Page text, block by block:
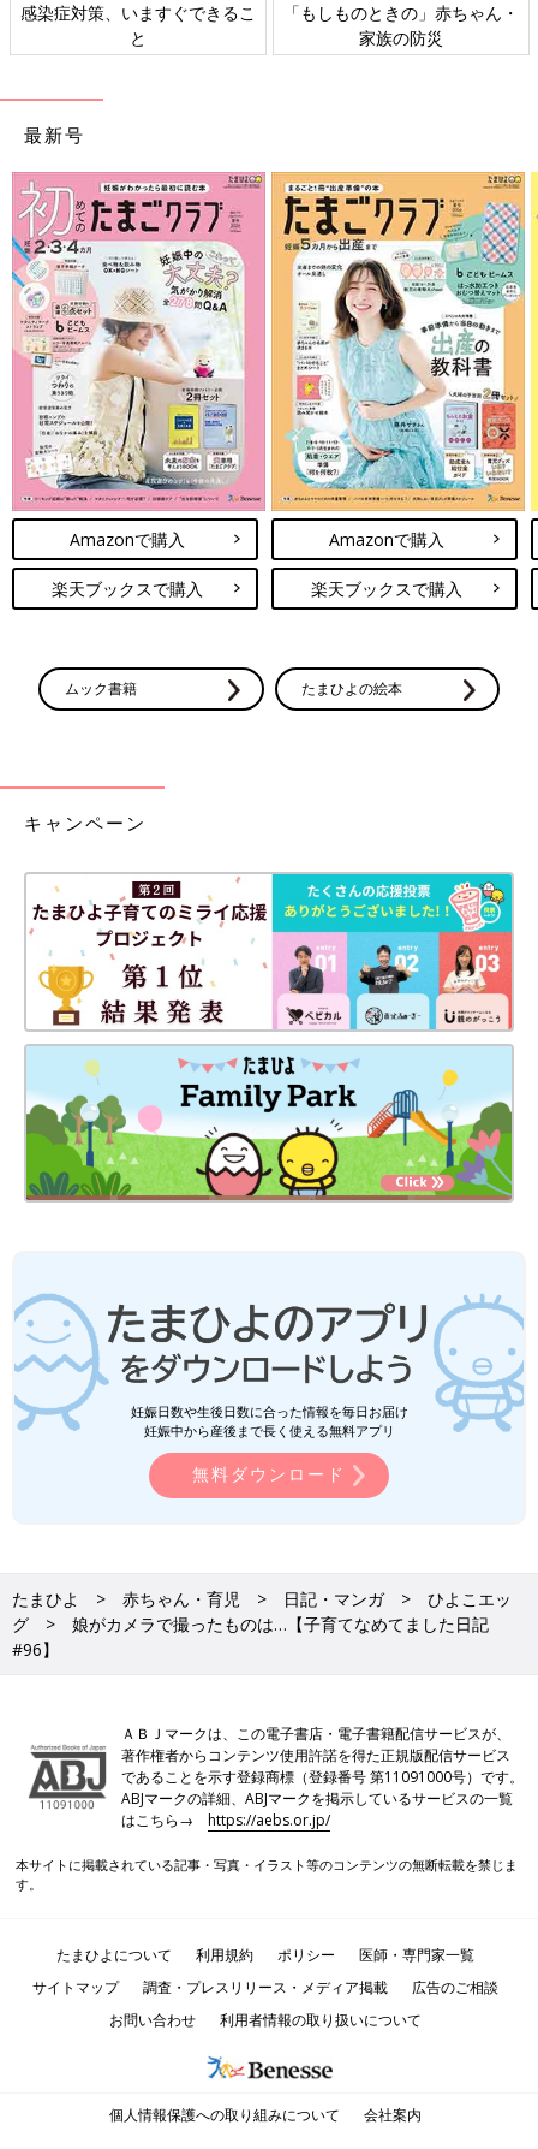
感染症対策、いますぐできるこ
と
「もしものときの」赤ちゃん・
家族の防災
最新号
Amazonで購入
楽天ブックスで購入
Amazonで購入
楽天ブックスで購入
ムック書籍 たまひよの絵本
キャンペーン
妊娠日数や生後日数に合った情報を毎日お届け
妊娠中から産後まで長く使える無料アプリ
無料ダウンロード
たまひよ 赤ちゃん・育児 日記・マンガ
ひよこエッ
グ
娘がカメラで撮ったものは…【子育てなめてました日記
#96】
ＡＢＪマークは、この電子書店・電子書籍配信サービスが、
著作権者からコンテンツ使用許諾を得た正規版配信サービス
であることを示す登録商標（登録番号 第11091000号）です。
ABJマークの詳細、ABJマークを掲示しているサービスの一覧
はこちら→https://aebs.or.jp/
本サイトに掲載されている記事・写真・イラスト等のコンテンツの無断転載を禁じま
す。
たまひよについて 利用規約 ポリシー
医師・専門家一覧
サイトマップ
調査・プレスリリース・メディア掲載
広告のご相談
お問い合わせ
利用者情報の取り扱いについて
個人情報保護への取り組みについて 会社案内